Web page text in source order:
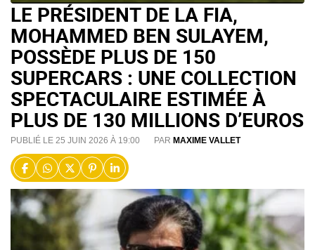
LE PRÉSIDENT DE LA FIA,
MOHAMMED BEN SULAYEM,
POSSÈDE PLUS DE 150
SUPERCARS : UNE COLLECTION
SPECTACULAIRE ESTIMÉE À
PLUS DE 130 MILLIONS D’EUROS
PUBLIÉ LE 25 JUIN 2026 À 19:00 PAR MAXIME VALLET